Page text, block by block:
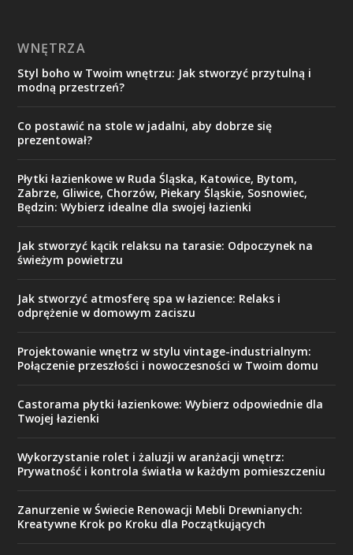
WNĘTRZA
Styl boho w Twoim wnętrzu: Jak stworzyć przytulną i
modną przestrzeń?
Co postawić na stole w jadalni, aby dobrze się
prezentował?
Płytki łazienkowe w Ruda Śląska, Katowice, Bytom,
Zabrze, Gliwice, Chorzów, Piekary Śląskie, Sosnowiec,
Będzin: Wybierz idealne dla swojej łazienki
Jak stworzyć kącik relaksu na tarasie: Odpoczynek na
świeżym powietrzu
Jak stworzyć atmosferę spa w łazience: Relaks i
odprężenie w domowym zaciszu
Projektowanie wnętrz w stylu vintage-industrialnym:
Połączenie przeszłości i nowoczesności w Twoim domu
Castorama płytki łazienkowe: Wybierz odpowiednie dla
Twojej łazienki
Wykorzystanie rolet i żaluzji w aranżacji wnętrz:
Prywatność i kontrola światła w każdym pomieszczeniu
Zanurzenie w Świecie Renowacji Mebli Drewnianych:
Kreatywne Krok po Kroku dla Początkujących